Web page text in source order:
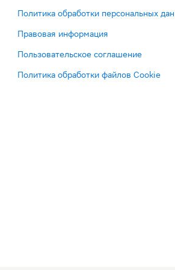
Политика обработки персональных
Правовая информация
Пользовательское соглашение
Политика обработки файлов Cookie